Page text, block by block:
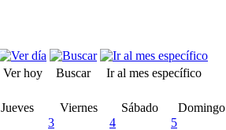
Ver hoy Buscar
Ir al mes específico
Jueves Viernes Sábado
Domingo
3 4 5